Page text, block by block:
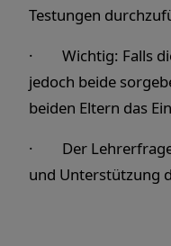
Testungen
· Wichtig: Falls
jedoch beide
beiden Eltern das
· Der
und Unterstützung